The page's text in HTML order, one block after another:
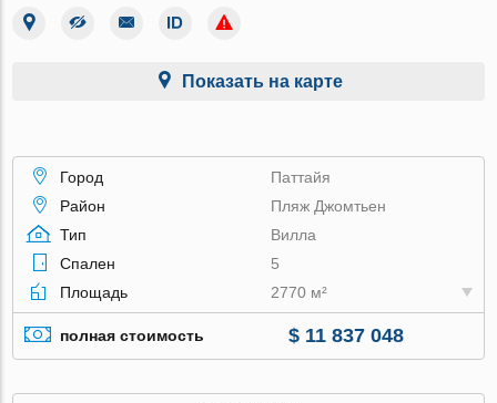
Показать на карте
Город
Паттайя
Район
Пляж Джомтьен
Тип
Вилла
Спален
5
Площадь
2770 м²
полная стоимость $ 11 837 048